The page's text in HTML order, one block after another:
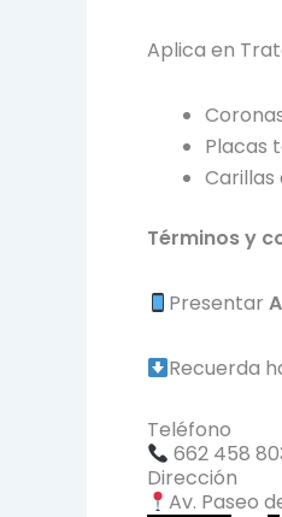
Aplica en
Placas
Carillas
Términos y
Presentar
Recuerda
Teléfono
662 458
Dirección
Av. Paseo